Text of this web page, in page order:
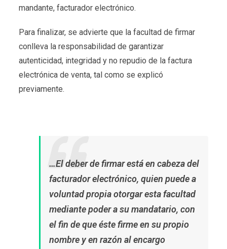
mandante, facturador electrónico.
Para finalizar, se advierte que la facultad de firmar
conlleva la responsabilidad de garantizar
autenticidad, integridad y no repudio de la factura
electrónica de venta, tal como se explicó
previamente.
…El deber de firmar está en cabeza del
facturador electrónico, quien puede a
voluntad propia otorgar esta facultad
mediante poder a su mandatario, con
el fin de que éste firme en su propio
nombre y en razón al encargo